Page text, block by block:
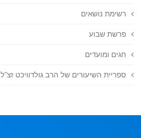
רשימת נושאים
פרשת שבוע
חגים ומועדים
ספריית השיעורים של הרב גולדוויכט זצ"ל